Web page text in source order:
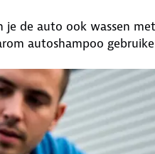
je de auto ook wassen
autoshampoo